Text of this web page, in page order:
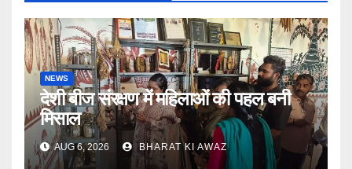
NEWS
देशी बीज संरक्षण में महिलाओं की पहल बनी
मिसाल
AUG 6, 2026 BHARAT KI AWAZ